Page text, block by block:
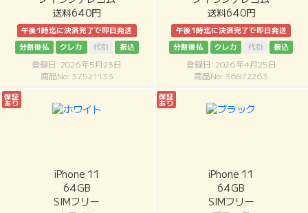
送料640円
午後1時迄に決済完了で即日発送
分割後払
クレカ 代引 振込
登録日: 2026年5月23日
商品No: 37521133
送料640円
午後1時迄に決済完了で即日発送
分割後払
クレカ 代引 振込
登録日: 2026年4月25日
商品No: 36872263
保証
あり
iPhone 11
64GB
SIMフリー
保証
あり
iPhone 11
64GB
SIMフリー